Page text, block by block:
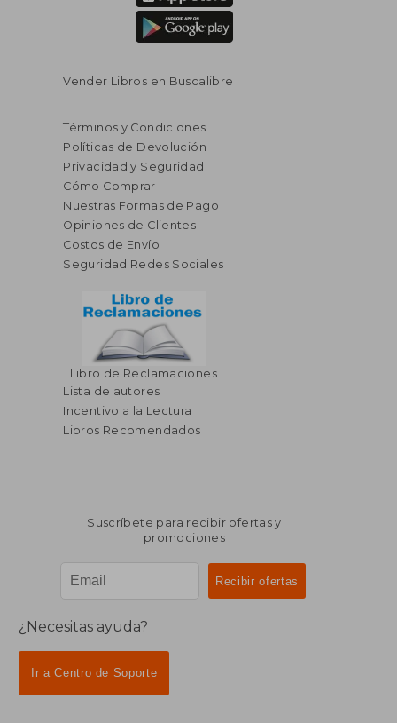
Vender Libros en Buscalibre
Términos y Condiciones
Políticas de Devolución
Privacidad y Seguridad
Cómo Comprar
Nuestras Formas de Pago
Opiniones de Clientes
Costos de Envío
Seguridad Redes Sociales
Libro de Reclamaciones
Lista de autores
Incentivo a la Lectura
Libros Recomendados
Suscríbete para recibir ofertas y
promociones
¿Necesitas ayuda?
Ir a Centro de Soporte